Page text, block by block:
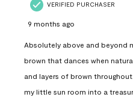
VERIFIED PURCHASER
9 months ago
Absolutely above and beyond
brown that dances when
and layers of brown
my little sun room into a